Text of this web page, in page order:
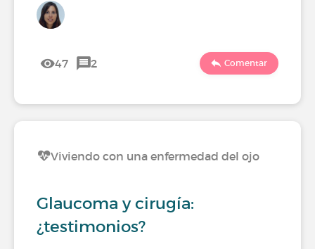
47 2 Comentar
Viviendo con una enfermedad del ojo
Glaucoma y cirugía:
¿testimonios?